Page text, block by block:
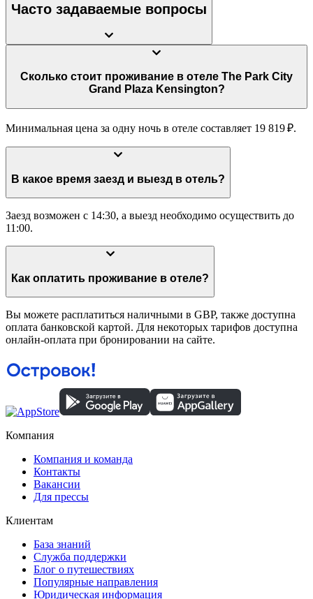
Часто задаваемые вопросы
Сколько стоит проживание в отеле The Park City
Grand Plaza Kensington?
Минимальная цена за одну ночь в отеле составляет 19 819 ₽.
В какое время заезд и выезд в отель?
Заезд возможен с 14:30, а выезд необходимо осуществить до
11:00.
Как оплатить проживание в отеле?
Вы можете расплатиться наличными в GBP, также доступна
оплата банковской картой. Для некоторых тарифов доступна
онлайн-оплата при бронировании на сайте.
Компания
Компания и команда
Контакты
Вакансии
Для прессы
Клиентам
База знаний
Служба поддержки
Блог о путешествиях
Популярные направления
Юридическая информация